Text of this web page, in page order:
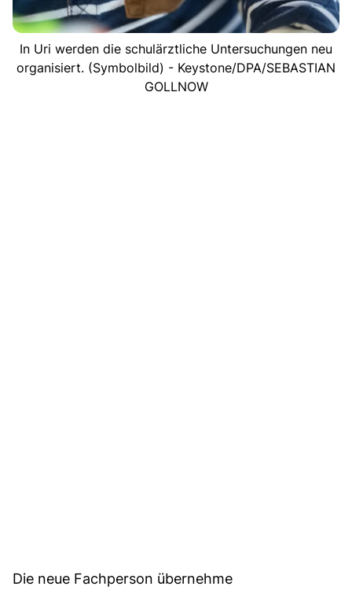
In Uri werden die schulärztliche Untersuchungen neu
organisiert. (Symbolbild) - Keystone/DPA/SEBASTIAN
GOLLNOW
Die neue Fachperson übernehme